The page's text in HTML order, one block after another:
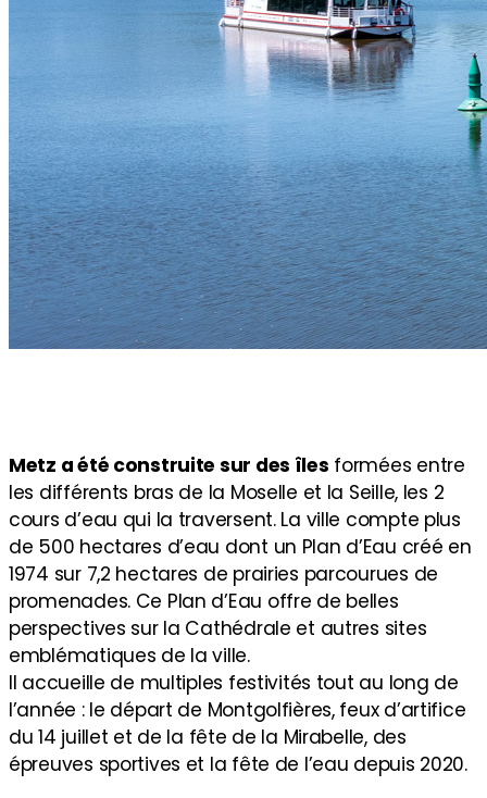
Metz a été construite sur des îles formées entre
les différents bras de la Moselle et la Seille, les 2
cours d’eau qui la traversent. La ville compte plus
de 500 hectares d’eau dont un Plan d’Eau créé en
1974 sur 7,2 hectares de prairies parcourues de
promenades. Ce Plan d’Eau offre de belles
perspectives sur la Cathédrale et autres sites
emblématiques de la ville.
Il accueille de multiples festivités tout au long de
l’année : le départ de Montgolfières, feux d’artifice
du 14 juillet et de la fête de la Mirabelle, des
épreuves sportives et la fête de l’eau depuis 2020.